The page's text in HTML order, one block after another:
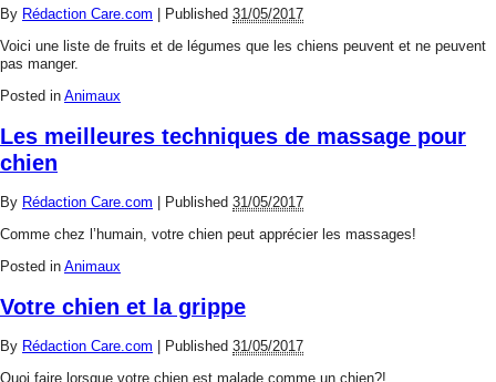
By Rédaction Care.com | Published 31/05/2017
Voici une liste de fruits et de légumes que les chiens peuvent et ne peuvent
pas manger.
Posted in Animaux
Les meilleures techniques de massage pour
chien
By Rédaction Care.com Published 31/05/2017
Comme chez l’humain, votre chien peut apprécier les massages!
Posted in Animaux
Votre chien et la grippe
By Rédaction Care.com Published 31/05/2017
Quoi faire lorsque votre chien est malade comme un chien?!